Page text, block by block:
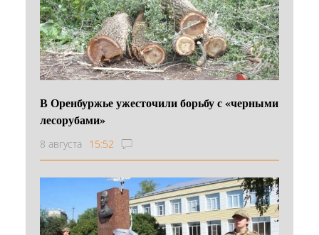
В Оренбуржье ужесточили борьбу с «черными
лесорубами»
8 августа 15:52